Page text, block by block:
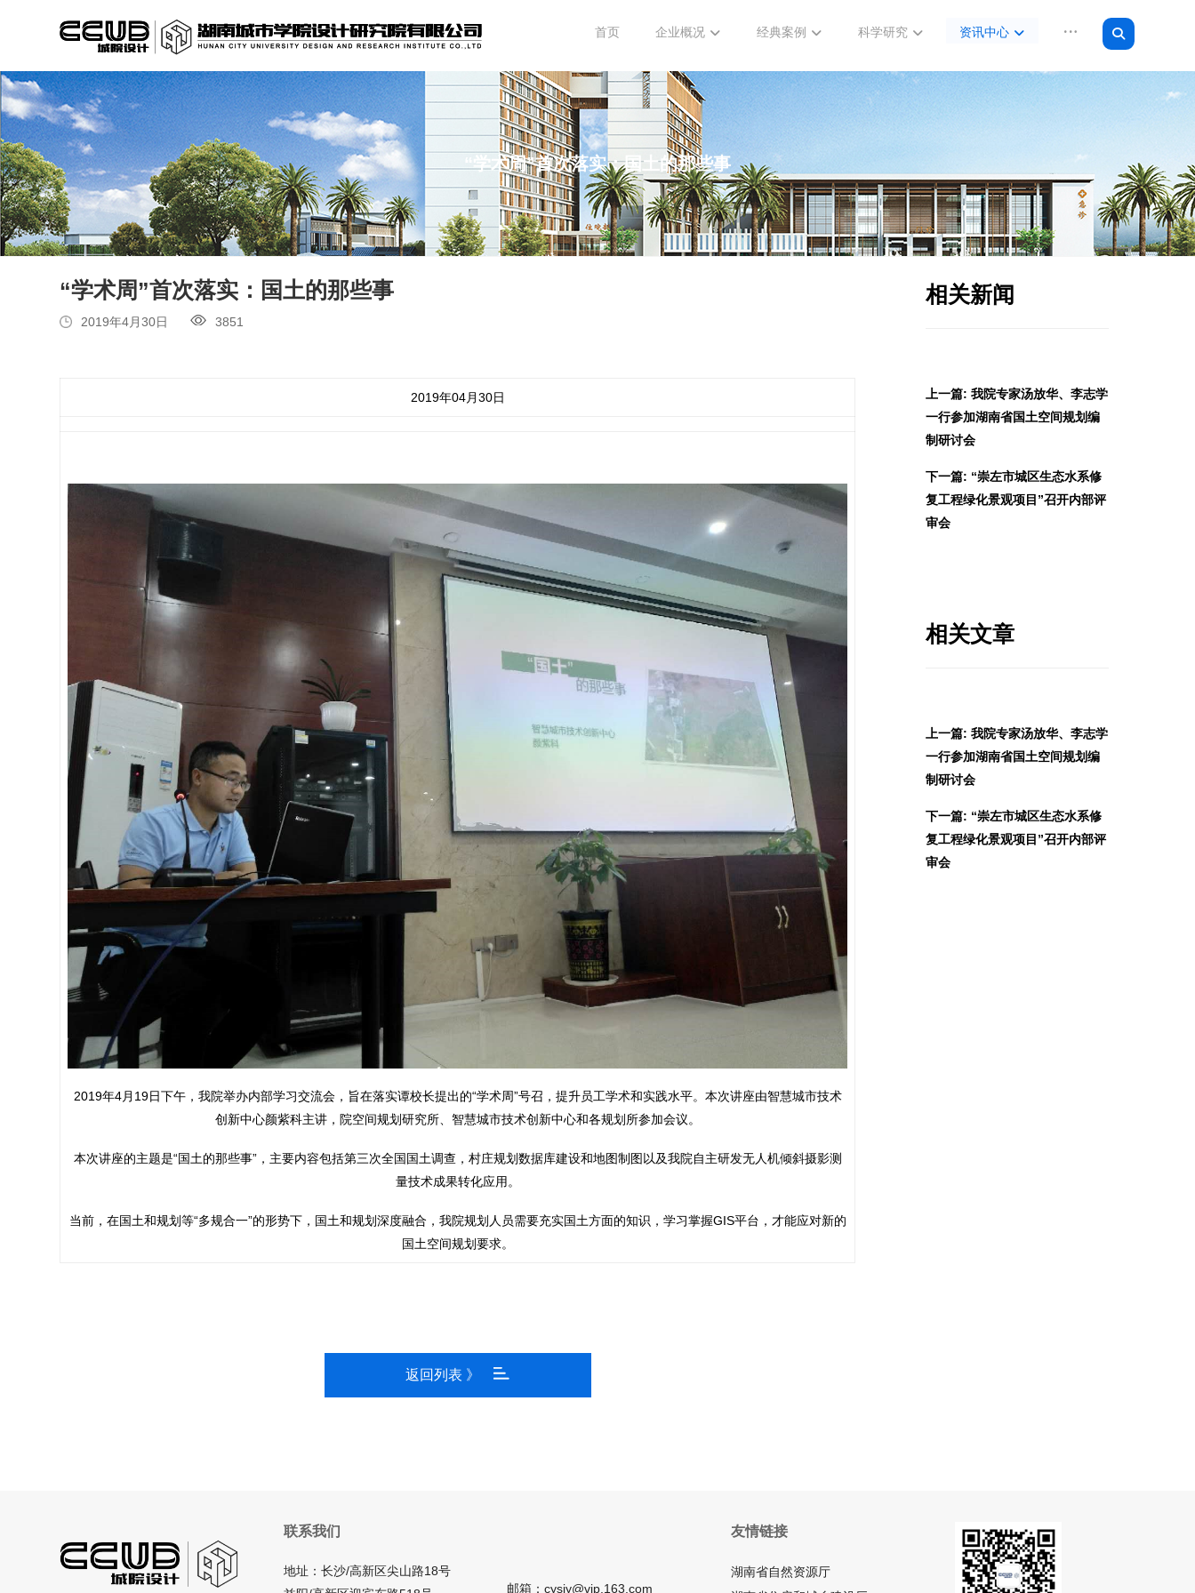
首页 企业概况 经典案例 科学研究 资讯中心
“学术周”首次落实：国土的那些事
“学术周”首次落实：国土的那些事
2019年4月30日 3851
2019年04月30日
2019年4月19日下午，我院举办内部学习交流会，旨在落实谭校长提出的“学术周”号召，提升员工学术和实践水平。本次讲座由智慧城市技术
创新中心颜紫科主讲，院空间规划研究所、智慧城市技术创新中心和各规划所参加会议。
本次讲座的主题是“国土的那些事”，主要内容包括第三次全国国土调查，村庄规划数据库建设和地图制图以及我院自主研发无人机倾斜摄影测
量技术成果转化应用。
当前，在国土和规划等“多规合一”的形势下，国土和规划深度融合，我院规划人员需要充实国土方面的知识，学习掌握GIS平台，才能应对新的
国土空间规划要求。
返回列表 》
相关新闻
上一篇: 我院专家汤放华、李志学
一行参加湖南省国土空间规划编
制研讨会
下一篇: “崇左市城区生态水系修
复工程绿化景观项目”召开内部评
审会
相关文章
上一篇: 我院专家汤放华、李志学
一行参加湖南省国土空间规划编
制研讨会
下一篇: “崇左市城区生态水系修
复工程绿化景观项目”召开内部评
审会
联系我们
地址：长沙/高新区尖山路18号
邮箱：cysjy@vip.163.com
友情链接
湖南省自然资源厅